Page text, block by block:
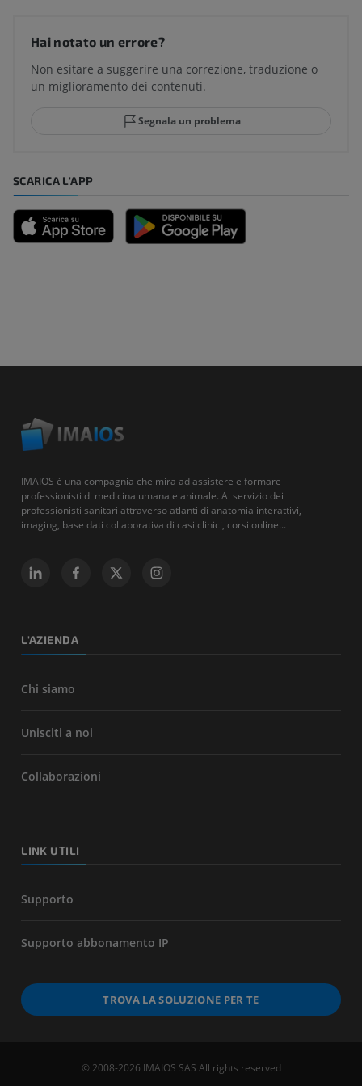
Hai notato un errore?
Non esitare a suggerire una correzione, traduzione o
un miglioramento dei contenuti.
Segnala un problema
SCARICA L'APP
IMAIOS è una compagnia che mira ad assistere e formare
professionisti di medicina umana e animale. Al servizio dei
professionisti sanitari attraverso atlanti di anatomia interattivi,
imaging, base dati collaborativa di casi clinici, corsi online...
L'AZIENDA
Chi siamo
Unisciti a noi
Collaborazioni
LINK UTILI
Supporto
Supporto abbonamento IP
TROVA LA SOLUZIONE PER TE
© 2008-2026 IMAIOS SAS All rights reserved